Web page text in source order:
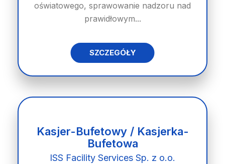
oświatowego, sprawowanie nadzoru nad
prawidłowym...
SZCZEGÓŁY
Kasjer-Bufetowy / Kasjerka-
Bufetowa
ISS Facility Services Sp. z o.o.